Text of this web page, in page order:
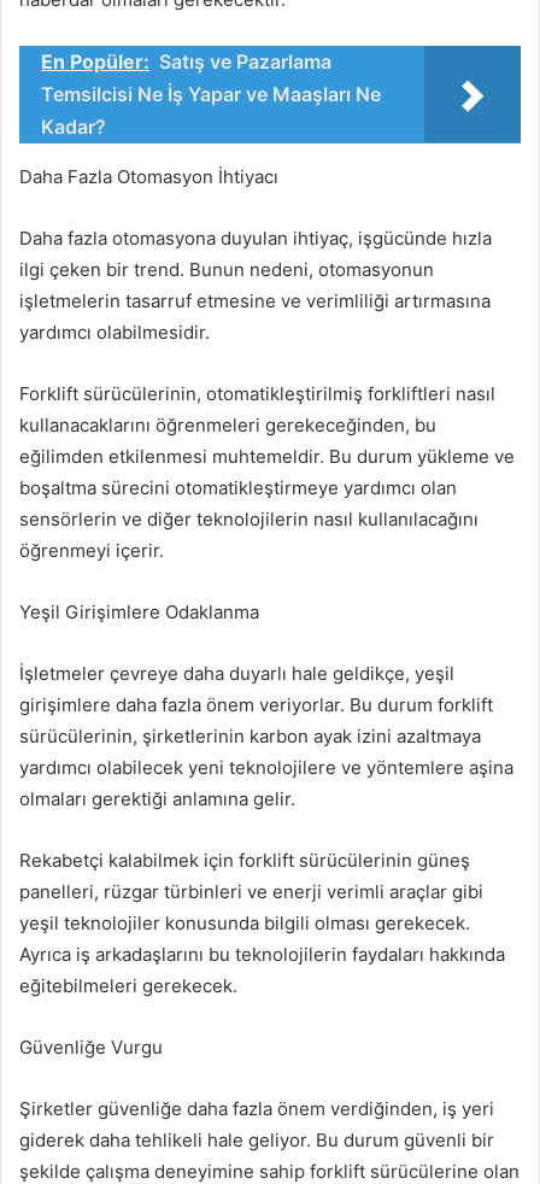
En Popüler: Satış ve Pazarlama
Temsilcisi Ne İş Yapar ve Maaşları Ne
Kadar?
Daha Fazla Otomasyon İhtiyacı
Daha fazla otomasyona duyulan ihtiyaç, işgücünde hızla
ilgi çeken bir trend. Bunun nedeni, otomasyonun
işletmelerin tasarruf etmesine ve verimliliği artırmasına
yardımcı olabilmesidir.
Forklift sürücülerinin, otomatikleştirilmiş forkliftleri nasıl
kullanacaklarını öğrenmeleri gerekeceğinden, bu
eğilimden etkilenmesi muhtemeldir. Bu durum yükleme ve
boşaltma sürecini otomatikleştirmeye yardımcı olan
sensörlerin ve diğer teknolojilerin nasıl kullanılacağını
öğrenmeyi içerir.
Yeşil Girişimlere Odaklanma
İşletmeler çevreye daha duyarlı hale geldikçe, yeşil
girişimlere daha fazla önem veriyorlar. Bu durum forklift
sürücülerinin, şirketlerinin karbon ayak izini azaltmaya
yardımcı olabilecek yeni teknolojilere ve yöntemlere aşina
olmaları gerektiği anlamına gelir.
Rekabetçi kalabilmek için forklift sürücülerinin güneş
panelleri, rüzgar türbinleri ve enerji verimli araçlar gibi
yeşil teknolojiler konusunda bilgili olması gerekecek.
Ayrıca iş arkadaşlarını bu teknolojilerin faydaları hakkında
eğitebilmeleri gerekecek.
Güvenliğe Vurgu
Şirketler güvenliğe daha fazla önem verdiğinden, iş yeri
giderek daha tehlikeli hale geliyor. Bu durum güvenli bir
şekilde çalışma deneyimine sahip forklift sürücülerine olan